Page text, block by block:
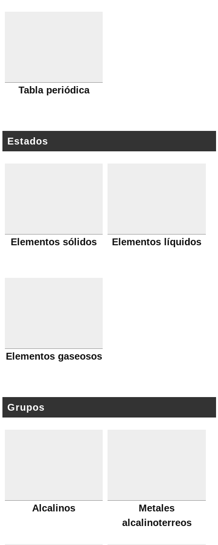
Tabla periódica
Estados
Elementos sólidos Elementos líquidos
Elementos gaseosos
Grupos
Alcalinos
Metales
alcalinoterreos